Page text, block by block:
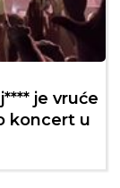
je vruće
koncert u